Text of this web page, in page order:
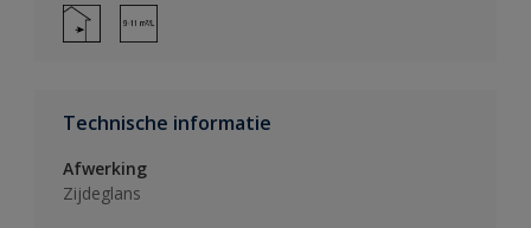
Technische informatie
Afwerking
Zijdeglans